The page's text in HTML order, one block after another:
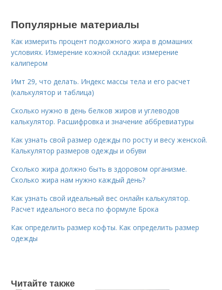
Популярные материалы
Как измерить процент подкожного жира в домашних
условиях. Измерение кожной складки: измерение
калипером
Имт 29, что делать. Индекс массы тела и его расчет
(калькулятор и таблица)
Сколько нужно в день белков жиров и углеводов
калькулятор. Расшифровка и значение аббревиатуры
Как узнать свой размер одежды по росту и весу женской.
Калькулятор размеров одежды и обуви
Сколько жира должно быть в здоровом организме.
Сколько жира нам нужно каждый день?
Как узнать свой идеальный вес онлайн калькулятор.
Расчет идеального веса по формуле Брока
Как определить размер кофты. Как определить размер
одежды
Читайте также